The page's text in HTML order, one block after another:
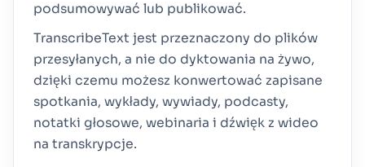
podsumowywać lub publikować.
TranscribeText jest przeznaczony do plików
przesyłanych, a nie do dyktowania na żywo,
dzięki czemu możesz konwertować zapisane
spotkania, wykłady, wywiady, podcasty,
notatki głosowe, webinaria i dźwięk z wideo
na transkrypcje.